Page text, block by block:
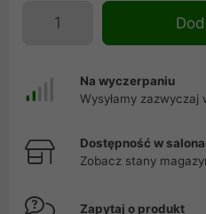
Na wyczerpaniu
Wysyłamy zazwyczaj
Dostępność w
Zobacz stany
Zapytaj o produkt